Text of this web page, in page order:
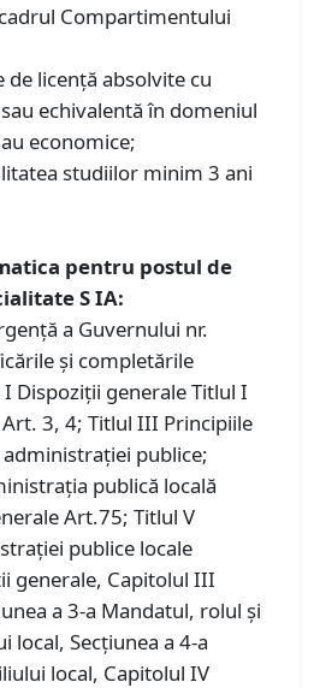
Compartimentului
licenţă absolvite cu
echivalentă în domeniul
economice;
studiilor minim 3 ani
pentru postul de
S IA:
a Guvernului nr.
şi completările
I Dispoziţii generale Titlul I
3, 4; Titlul III Principiile
publice;
publică locală
Art.75; Titlul V
publice locale
generale, Capitolul III
a 3-a Mandatul, rolul şi
local, Secţiunea a 4-a
local, Capitolul IV